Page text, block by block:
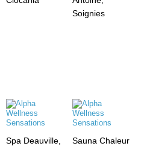
Soignies
Spa Deauville,
Sauna Chaleur